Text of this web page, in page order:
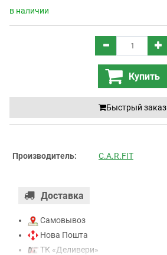
в наличии
Купить
Быстрый заказ
Производитель: C.A.R.FIT
Доставка
Самовывоз
Нова Пошта
ТК «Деливери»